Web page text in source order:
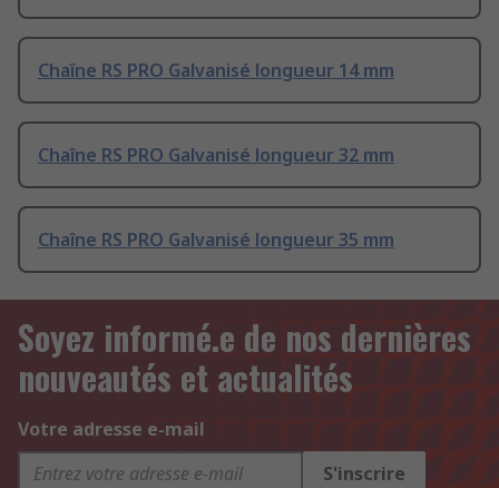
Chaîne RS PRO Galvanisé longueur 14 mm
Chaîne RS PRO Galvanisé longueur 32 mm
Chaîne RS PRO Galvanisé longueur 35 mm
Soyez informé.e de nos dernières
nouveautés et actualités
Votre adresse e-mail
S'inscrire